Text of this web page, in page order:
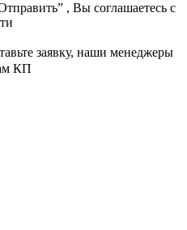
, Вы соглашаетесь с
заявку, наши менеджеры
КП